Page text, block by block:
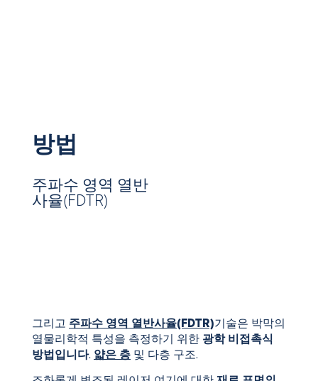
방법
주파수 영역 열반
사율(FDTR)
그리고 주파수 영역 열반사율(FDTR)기술은 박막의
열물리학적 특성을 측정하기 위한 광학 비접촉식
방법입니다. 얇은 층 및 다층 구조.